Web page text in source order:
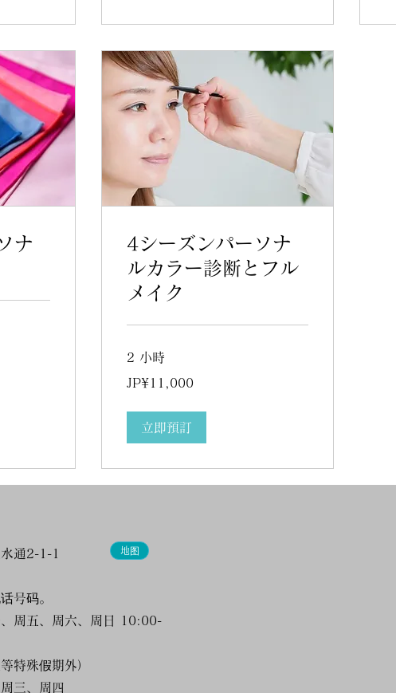
ナ
4シーズンパーソナ
ルカラー診断とフル
メイク
2 小時
日
JP¥11,000
立即預訂
通2-1-1
号码。
周五、周六、周日 10:00-
特殊假期外）
三、周四
地图